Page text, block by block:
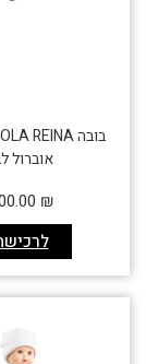
אוברול
₪